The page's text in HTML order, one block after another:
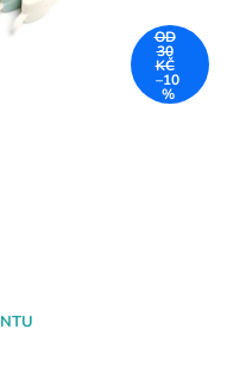
OD
30
KČ
–10
%